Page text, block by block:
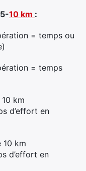
10 km :
= temps ou
= temps
km
d’effort en
10 km
d’effort en